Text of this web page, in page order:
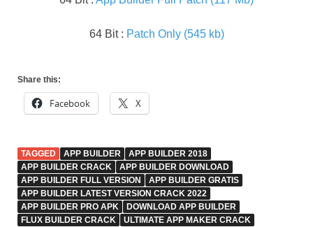
64 Bit : Patch Only (545 kb)
Share this:
Facebook X
TAGGED APP BUILDER
APP BUILDER 2018
APP BUILDER CRACK
APP BUILDER DOWNLOAD
APP BUILDER FULL VERSION
APP BUILDER GRATIS
APP BUILDER LATEST VERSION CRACK 2022
APP BUILDER PRO APK
DOWNLOAD APP BUILDER
FLUX BUILDER CRACK
ULTIMATE APP MAKER CRACK